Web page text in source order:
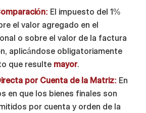
El impuesto del 1%
el valor agregado en el
o sobre el valor de la factura
aplicándose obligatoriamente
que resulte mayor.
por Cuenta de la Matriz: En
en que los bienes finales son
por cuenta y orden de la